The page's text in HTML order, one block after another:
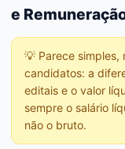
e
💡 Parece simples,
candidatos: a
editais e o valor
sempre o salário
não o bruto.